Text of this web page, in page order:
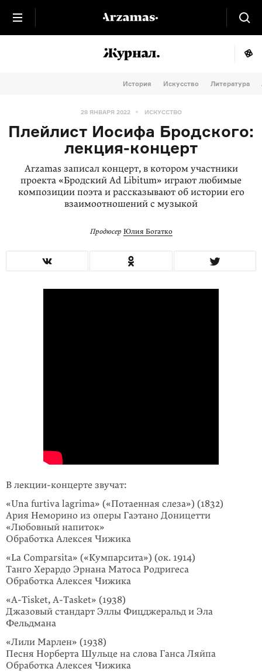
История Искусство Литература
28 ЯНВАРЯ 2022 ИСКУССТВО
Плейлист Иосифа Бродского:
лекция-концерт
Arzamas записал концерт, в котором участники
проекта «Бродский Ad Libitum» играют любимые
композиции поэта и рассказывают об истории его
взаимоотношений с музыкой
Продюсер Юлия Богатко
В лекции-концерте звучат:
«Una furtiva lagrima» («Потаенная слеза») (1832)
Ария Неморино из оперы Гаэтано Доницетти
«Любовный напиток»
Обработка Алексея Чижика
«La Comparsita» («Кумпарсита») (ок. 1914)
Танго Херардо Эрнана Матоса Родригеса
Обработка Алексея Чижика
«A-Tisket, A-Tasket» (1938)
Джазовый стандарт Эллы Фицджеральд и Эла
Фельдмана
«Лили Марлен» (1938)
Песня Норберта Шульце на слова Ганса Ляйпа
Обработка Алексея Чижика